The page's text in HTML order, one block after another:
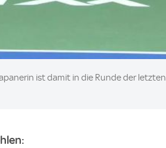
ist damit in die Runde der